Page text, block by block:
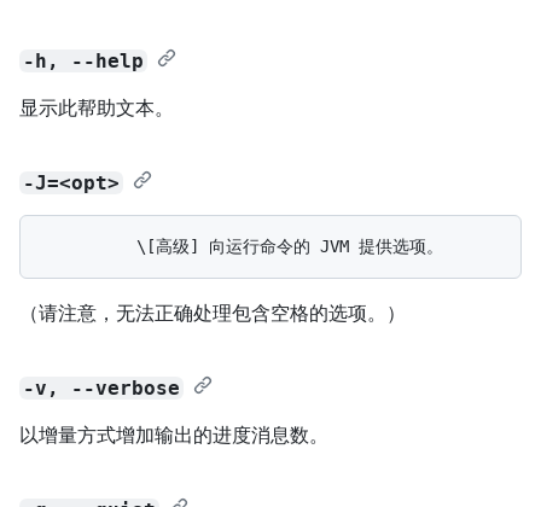
-h, --help
显示此帮助文本。
-J=<opt>
（请注意，无法正确处理包含空格的选项。）
-v, --verbose
以增量方式增加输出的进度消息数。